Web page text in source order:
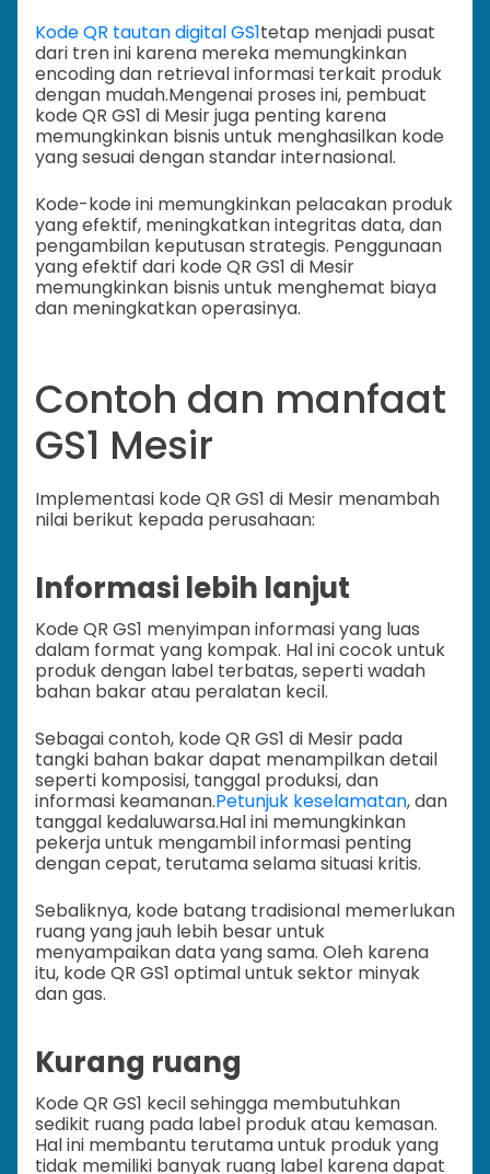
Kode QR tautan digital GS1tetap menjadi pusat
dari tren ini karena mereka memungkinkan
encoding dan retrieval informasi terkait produk
dengan mudah.Mengenai proses ini, pembuat
kode QR GS1 di Mesir juga penting karena
memungkinkan bisnis untuk menghasilkan kode
yang sesuai dengan standar internasional.
Kode-kode ini memungkinkan pelacakan produk
yang efektif, meningkatkan integritas data, dan
pengambilan keputusan strategis. Penggunaan
yang efektif dari kode QR GS1 di Mesir
memungkinkan bisnis untuk menghemat biaya
dan meningkatkan operasinya.
Contoh dan manfaat
GS1 Mesir
Implementasi kode QR GS1 di Mesir menambah
nilai berikut kepada perusahaan:
Informasi lebih lanjut
Kode QR GS1 menyimpan informasi yang luas
dalam format yang kompak. Hal ini cocok untuk
produk dengan label terbatas, seperti wadah
bahan bakar atau peralatan kecil.
Sebagai contoh, kode QR GS1 di Mesir pada
tangki bahan bakar dapat menampilkan detail
seperti komposisi, tanggal produksi, dan
informasi keamanan.Petunjuk keselamatan, dan
tanggal kedaluwarsa.Hal ini memungkinkan
pekerja untuk mengambil informasi penting
dengan cepat, terutama selama situasi kritis.
Sebaliknya, kode batang tradisional memerlukan
ruang yang jauh lebih besar untuk
menyampaikan data yang sama. Oleh karena
itu, kode QR GS1 optimal untuk sektor minyak
dan gas.
Kurang ruang
Kode QR GS1 kecil sehingga membutuhkan
sedikit ruang pada label produk atau kemasan.
Hal ini membantu terutama untuk produk yang
tidak memiliki banyak ruang label karena dapat